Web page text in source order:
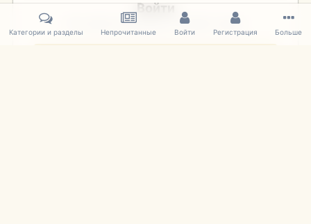
Войти
Уже зарегистрированы? Войдите здесь.
Категории и разделы Непрочитанные Войти Регистрация Больше